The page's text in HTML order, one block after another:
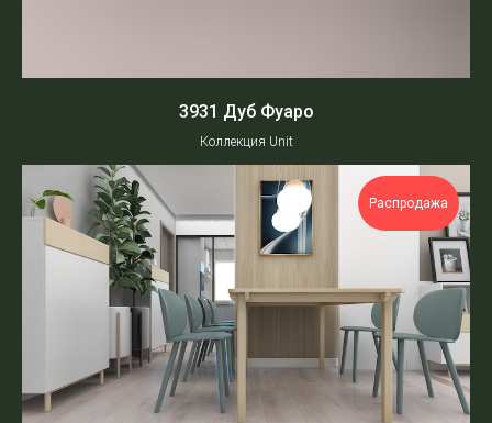
3931 Дуб Фуаро
Коллекция Unit
Распродажа